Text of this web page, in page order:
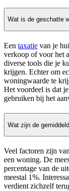
Wat is de geschatte
Een taxatie van je
verkoop of voor het
diverse tools die je
krijgen. Echter om
woningwaarde te
Het voordeel is dat
gebruiken bij het
Wat zijn de
Veel factoren zijn
een woning. De
percentage van de
meestal 1%.
verdient zichzelf